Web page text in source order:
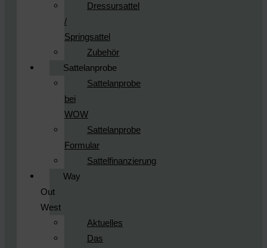
Dressursattel
/
Springsattel
Zubehör
Sattelanprobe
Sattelanprobe
bei
WOW
Sattelanprobe
Formular
Sattelfinanzierung
Way
Out
West
Aktuelles
Das